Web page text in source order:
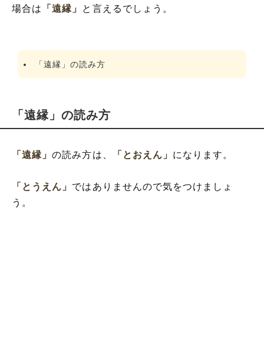
場合は
「遠縁」 と言えるでしょう。
「遠縁」の読み方
「遠縁」の読み方
「遠縁」の読み方は、 「とおえん」 になります。
「とうえん」 ではありませんので気をつけましょ
う。